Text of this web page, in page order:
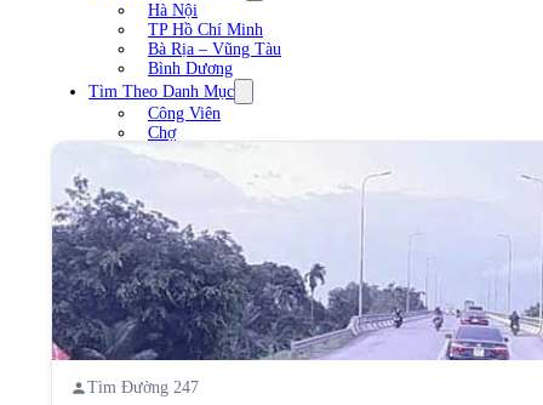
Hà Nội
TP Hồ Chí Minh
Bà Rịa – Vũng Tàu
Bình Dương
Tìm Theo Danh Mục
Công Viên
Chợ
Sân Vận Động
Cầu
Liên Hệ
Tìm Đường 247